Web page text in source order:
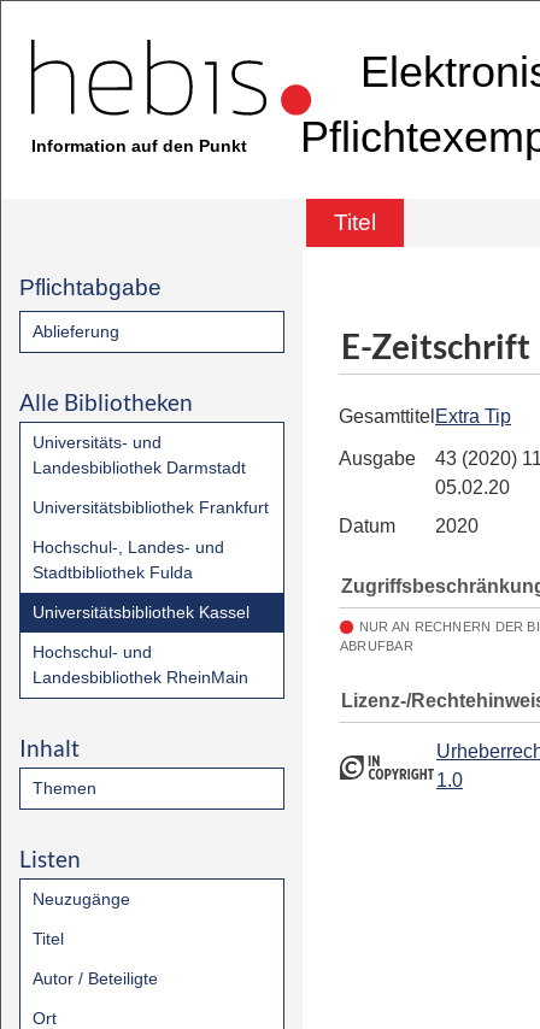
Information auf den Punkt
Titel
Pflichtabgabe
Ablieferung
Alle Bibliotheken
Universitäts- und
Landesbibliothek Darmstadt
Universitätsbibliothek Frankfurt
Hochschul-, Landes- und
Stadtbibliothek Fulda
Universitätsbibliothek Kassel
Hochschul- und
Landesbibliothek RheinMain
Inhalt
Themen
Listen
Neuzugänge
Titel
Autor / Beteiligte
Ort
E-Zeitschrift
Gesamttitel Extra Tip
Ausgabe
43 (2020)
05.02.20
Datum
2020
NUR AN RECHNERN DER
ABRUFBAR
Lizenz-/
1.0